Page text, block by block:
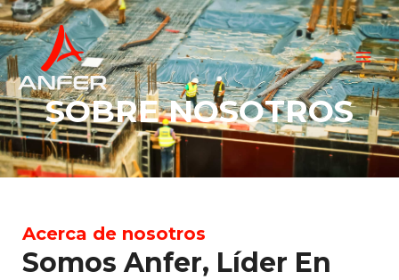
Ir
al
contenido
SOBRE NOSOTROS
Acerca de nosotros
Somos Anfer, Líder En